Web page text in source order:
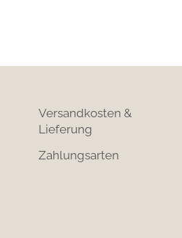
Versandkosten &
Lieferung
Zahlungsarten